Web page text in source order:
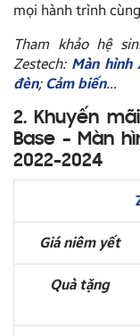
mọi hành trình
Tham khảo hệ
Zestech: Màn hình
đèn; Cảm biến…
2. Khuyến
Base – Màn
2022-2024
Giá niêm yết
Quà tặng